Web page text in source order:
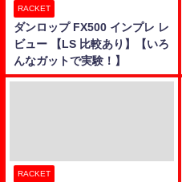
RACKET
ダンロップ FX500 インプレ レ
ビュー 【LS 比較あり】【いろ
んなガットで実験！】
RACKET